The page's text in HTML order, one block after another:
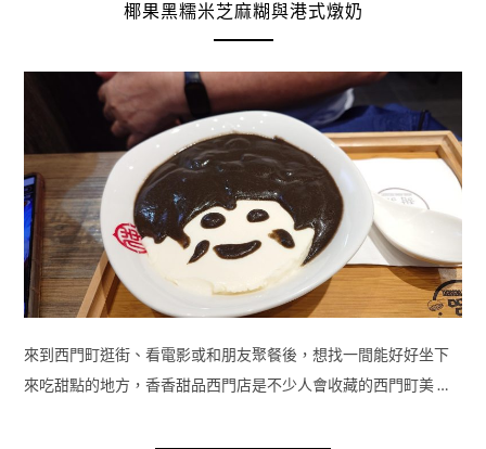
椰果黑糯米芝麻糊與港式燉奶
來到西門町逛街、看電影或和朋友聚餐後，想找一間能好好坐下
來吃甜點的地方，香香甜品西門店是不少人會收藏的西門町美 …